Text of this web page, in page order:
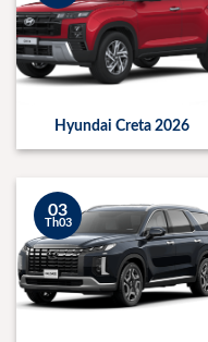
Hyundai Creta 2026
03
Th03